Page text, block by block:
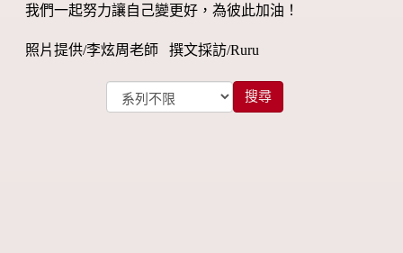
我們一起努力讓自己變更好，為彼此加油！
照片提供/李炫周老師 撰文採訪/Ruru
搜尋